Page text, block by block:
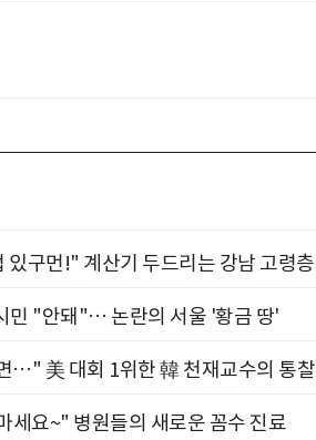
있구먼!" 계산기 두드리는 강남 고령층
민 "안돼"… 논란의 서울 '황금 땅'
…" 美 대회 1위한 韓 천재교수의 통찰
세요~" 병원들의 새로운 꼼수 진료